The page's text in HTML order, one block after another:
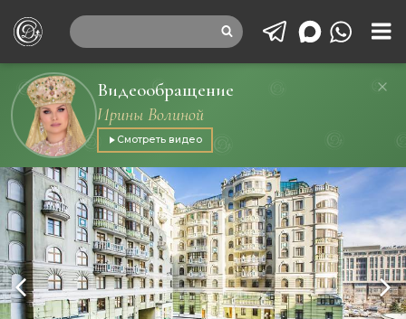
Видеообращение
Ирины Волиной
Смотреть видео